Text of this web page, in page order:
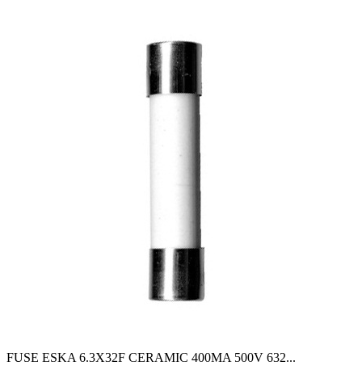
FUSE ESKA 6.3X32F CERAMIC 400MA 500V 632...